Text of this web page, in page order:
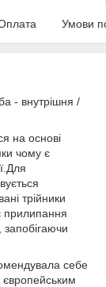
Умови
- внутрішня /
на основі
чому є
трійники
прилипання
запобігаючи
себе
європейським